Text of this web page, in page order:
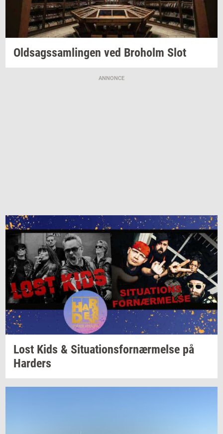
Oldsags­sam­lin­gen ved Bro­holm Slot
ANNONCE
Lost Kids & Si­tu­a­tions­for­nær­mel­se på
Har­ders